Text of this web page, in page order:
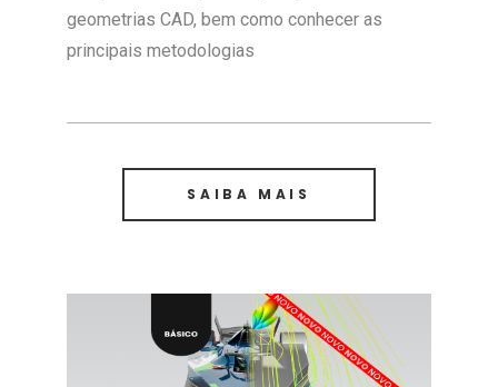
geometrias CAD, bem como conhecer as
principais metodologias
SAIBA MAIS